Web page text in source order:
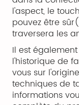
l'aspect, le
pouvez être
traversera les
Il est
l'historique de
vous sur
techniques de
informations